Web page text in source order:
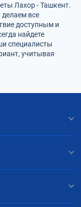
Лахор - Ташкент.
все
доступным и
найдете
специалисты
учитывая